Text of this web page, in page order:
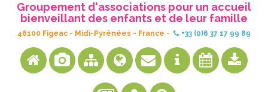
Groupement d'associations pour un accueil
bienveillant des enfants et de leur famille
46100 Figeac - Midi-Pyrénées - France - +33 (0)6 37 17 99 89